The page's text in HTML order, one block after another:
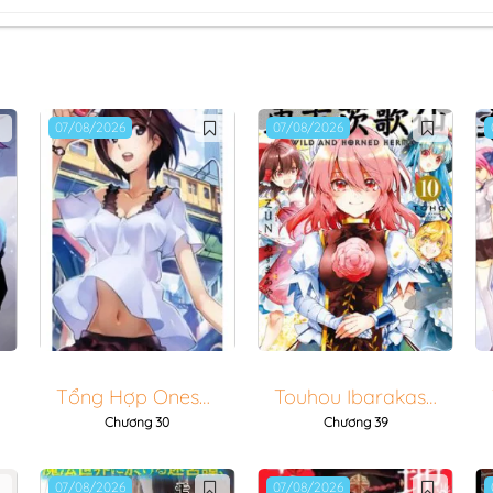
07/08/2026
Tổng Hợp Oneshot
Chương 30
07/08/2026
Touhou Ibarakasen - Wild And Horned Hermit
Chương 39
07/08/2026 07/08/2026